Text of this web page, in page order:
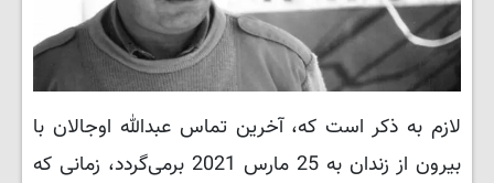
لازم به ذکر است که، آخرین تماس عبدالله اوجالان با
بیرون از زندان به 25 مارس 2021 برمی‌گردد، زمانی که